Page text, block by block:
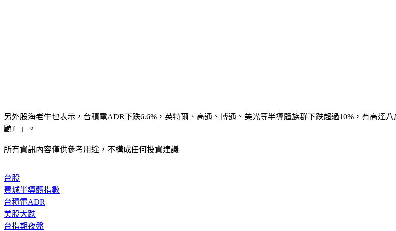
另外股海老牛也表示，台積電ADR下跌6.6%，英特爾、高通、博通、美光等半導體族群下跌超過10%，有高達
顧』」。
所有資訊內容僅供參考用途，不構成任何投資建議
台股
費城半導體指數
台積電ADR
美股大跌
台指期夜盤